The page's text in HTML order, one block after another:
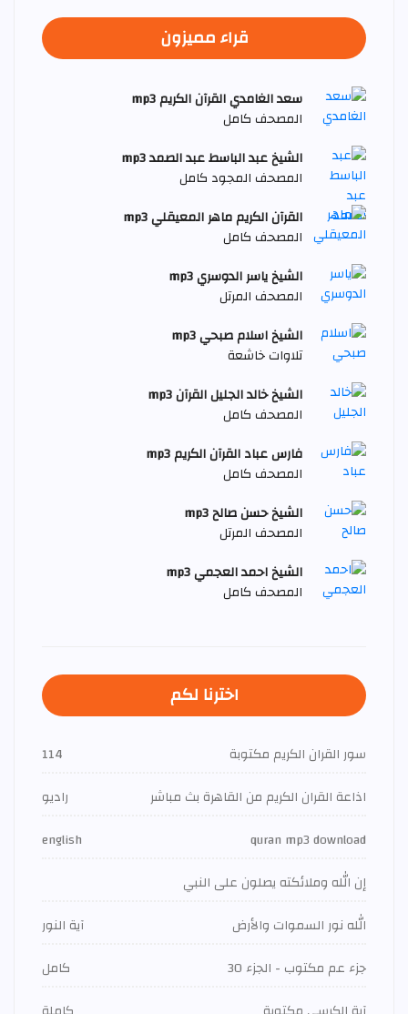
قراء مميزون
سعد الغامدي القرآن الكريم mp3
المصحف كامل
الشيخ عبد الباسط عبد الصمد mp3
المصحف المجود كامل
القرآن الكريم ماهر المعيقلي mp3
المصحف كامل
الشيخ ياسر الدوسري mp3
المصحف المرتل
الشيخ اسلام صبحي mp3
تلاوات خاشعة
الشيخ خالد الجليل القرآن mp3
المصحف كامل
فارس عباد القرآن الكريم mp3
المصحف كامل
الشيخ حسن صالح mp3
المصحف المرتل
الشيخ احمد العجمي mp3
المصحف كامل
اخترنا لكم
سور القران الكريم مكتوبة
114
اذاعة القران الكريم من القاهرة بث مباشر
راديو
quran mp3 download
english
إن الله وملائكته يصلون على النبي
الله نور السموات والأرض
آية النور
جزء عم مكتوب - الجزء 30
كامل